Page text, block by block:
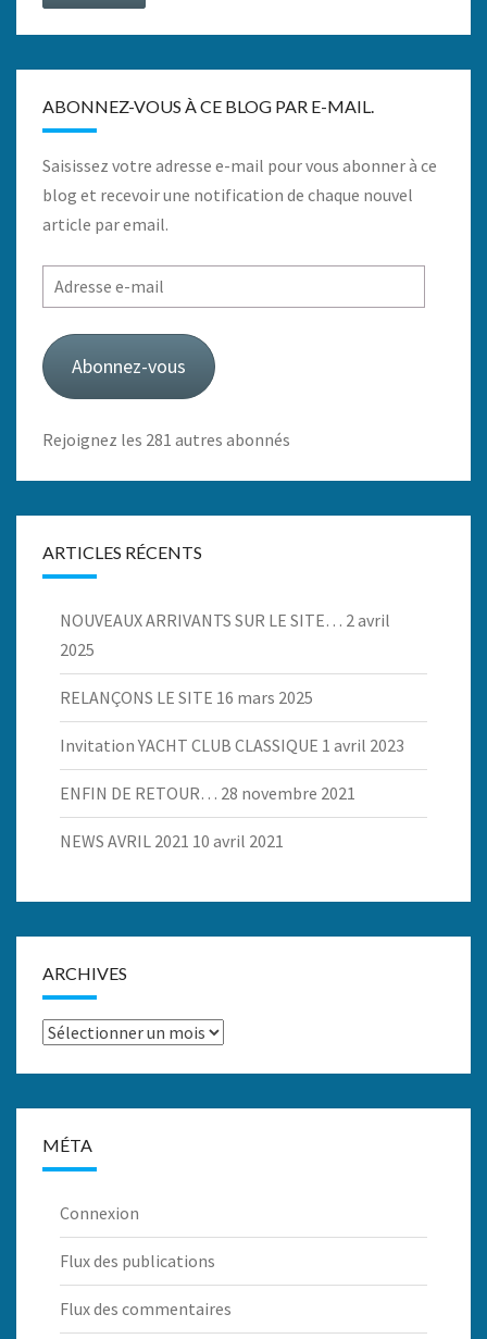
ABONNEZ-VOUS À CE BLOG PAR E-MAIL.
Saisissez votre adresse e-mail pour vous abonner à ce
blog et recevoir une notification de chaque nouvel
article par email.
Adresse
e-
mail
Abonnez-vous
Rejoignez les 281 autres abonnés
ARTICLES RÉCENTS
NOUVEAUX ARRIVANTS SUR LE SITE… 2 avril
2025
RELANÇONS LE SITE 16 mars 2025
Invitation YACHT CLUB CLASSIQUE 1 avril 2023
ENFIN DE RETOUR… 28 novembre 2021
NEWS AVRIL 2021 10 avril 2021
ARCHIVES
Archives
MÉTA
Connexion
Flux des publications
Flux des commentaires